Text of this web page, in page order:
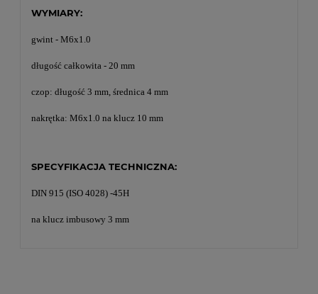
WYMIARY:
gwint - M6x1.0
długość całkowita - 20 mm
czop: długość 3 mm, średnica 4 mm
nakrętka: M6x1.0 na klucz 10 mm
SPECYFIKACJA TECHNICZNA:
DIN 915 (ISO 4028) -45H
na klucz imbusowy 3 mm